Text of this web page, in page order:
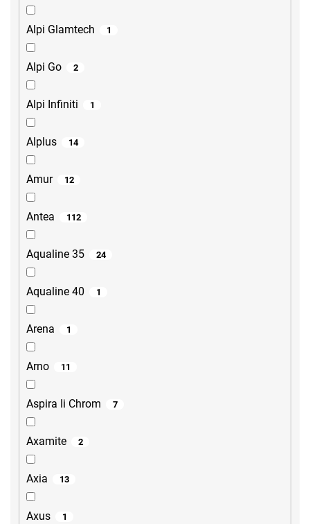
Alpi Glamtech 1
Alpi Go 2
Alpi Infiniti 1
Alplus 14
Amur 12
Antea 112
Aqualine 35 24
Aqualine 40 1
Arena 1
Arno 11
Aspira Ii Chrom 7
Axamite 2
Axia 13
Axus 1